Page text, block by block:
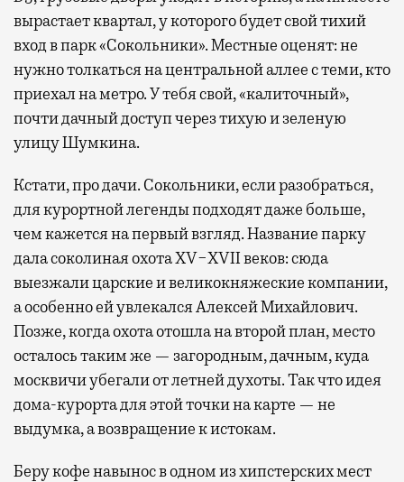
вырастает квартал, у которого будет свой тихий
вход в парк «Сокольники». Местные оценят: не
нужно толкаться на центральной аллее с теми, кто
приехал на метро. У тебя свой, «калиточный»,
почти дачный доступ через тихую и зеленую
улицу Шумкина.
Кстати, про дачи. Сокольники, если разобраться,
для курортной легенды подходят даже больше,
чем кажется на первый взгляд. Название парку
дала соколиная охота XV−XVII веков: сюда
выезжали царские и великокняжеские компании,
а особенно ей увлекался Алексей Михайлович.
Позже, когда охота отошла на второй план, место
осталось таким же — загородным, дачным, куда
москвичи убегали от летней духоты. Так что идея
дома-курорта для этой точки на карте — не
выдумка, а возвращение к истокам.
Беру кофе навынос в одном из хипстерских мест